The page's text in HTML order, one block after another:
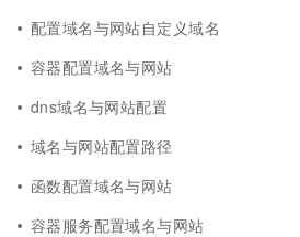
配置域名与网站自定义域名
容器配置域名与网站
dns域名与网站配置
域名与网站配置路径
函数配置域名与网站
容器服务配置域名与网站